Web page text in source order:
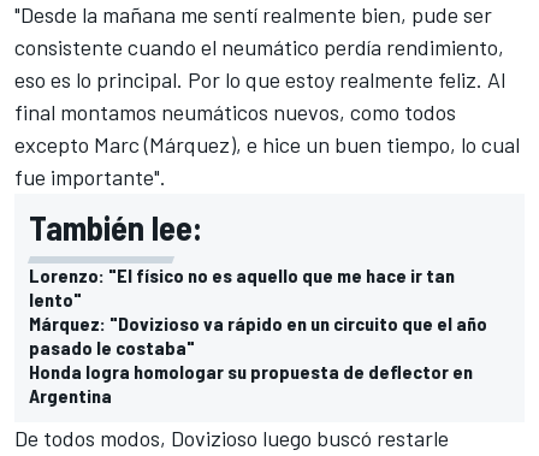
"Desde la mañana me sentí realmente bien, pude ser
consistente cuando el neumático perdía rendimiento,
eso es lo principal. Por lo que estoy realmente feliz. Al
final montamos neumáticos nuevos, como todos
excepto Marc (Márquez), e hice un buen tiempo, lo cual
fue importante".
También lee:
Lorenzo: "El físico no es aquello que me hace ir tan
lento"
Márquez: "Dovizioso va rápido en un circuito que el año
pasado le costaba"
Honda logra homologar su propuesta de deflector en
Argentina
De todos modos, Dovizioso luego buscó restarle